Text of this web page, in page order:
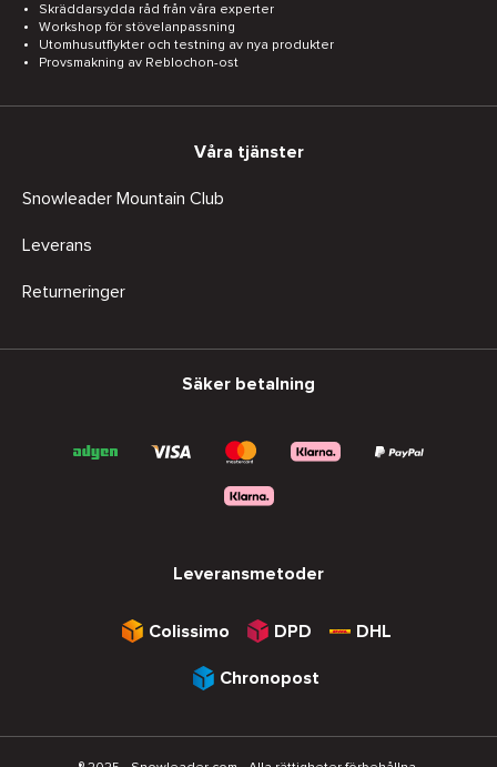
Skräddarsydda råd från våra experter
Workshop för stövelanpassning
Utomhusutflykter och testning av nya produkter
Provsmakning av Reblochon-ost
Våra tjänster
Snowleader Mountain Club
Leverans
Returneringer
Säker betalning
Leveransmetoder
Colissimo DPD DHL
Chronopost